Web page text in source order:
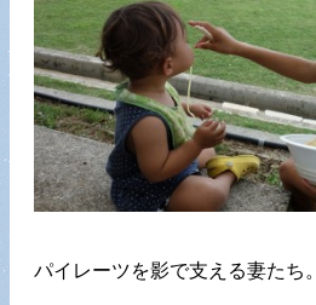
パイレーツを影で支える妻たち。